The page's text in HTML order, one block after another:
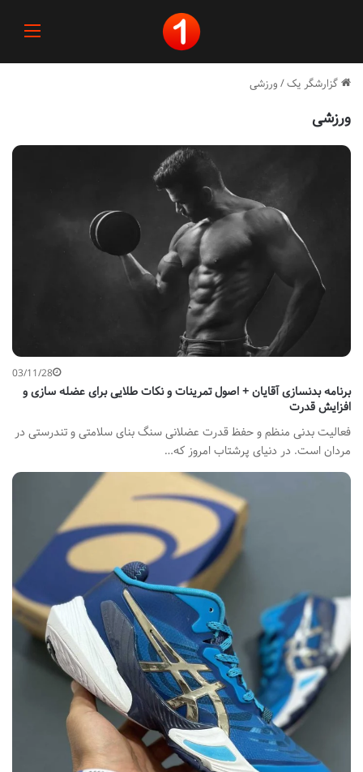
گزارشگر یک/ ورزشی
ورزشی
03/11/28
برنامه بدنسازی آقایان + اصول تمرینات و نکات طلایی برای عضله سازی و
افزایش قدرت
فعالیت بدنی منظم و حفظ قدرت عضلانی سنگ بنای سلامتی و تندرستی در
مردان است. در دنیای پرشتاب امروز که…